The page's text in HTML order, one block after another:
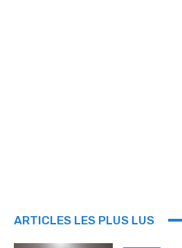
ARTICLES LES PLUS LUS